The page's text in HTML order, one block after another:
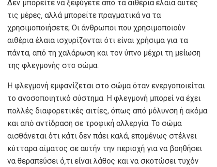
Δεν μπορείτε να ξεφύγετε από τα αιθέρια έλαια αυτές
τις μέρες, αλλά μπορείτε πραγματικά να τα
χρησιμοποιήσετε; Οι άνθρωποι που χρησιμοποιούν
αιθέρια έλαια ισχυρίζονται ότι είναι χρήσιμα για τα
πάντα, από τη χαλάρωση και τον ύπνο μέχρι τη μείωση
της φλεγμονής στο σώμα.
Η φλεγμονή εμφανίζεται στο σώμα όταν ενεργοποιείται
το ανοσοποιητικό σύστημα. Η φλεγμονή μπορεί να έχει
πολλές διαφορετικές αιτίες, όπως από μόλυνση ή ακόμα
και από αντίδραση σε τροφική αλλεργία. Το σώμα
αισθάνεται ότι κάτι δεν πάει καλά, επομένως στέλνει
κύτταρα αίματος σε αυτήν την περιοχή για να βοηθήσει
να θεραπεύσει ό,τι είναι λάθος και να σκοτώσει τυχόν